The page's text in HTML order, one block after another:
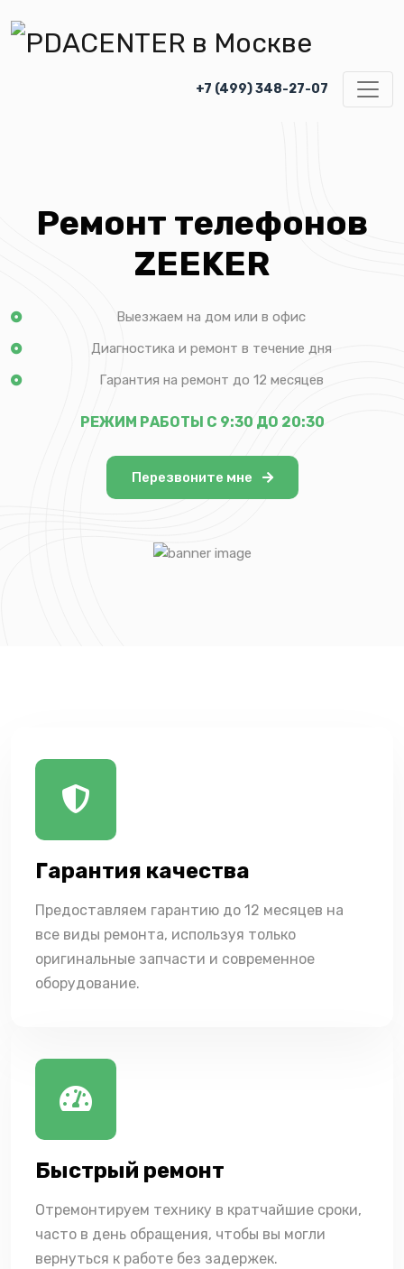
+7 (499) 348-27-07
Ремонт телефонов
ZEEKER
Выезжаем на дом или в офис
Диагностика и ремонт в течение дня
Гарантия на ремонт до 12 месяцев
РЕЖИМ РАБОТЫ С 9:30 ДО 20:30
Перезвоните мне
Гарантия качества
Предоставляем гарантию до 12 месяцев на
все виды ремонта, используя только
оригинальные запчасти и современное
оборудование.
Быстрый ремонт
Отремонтируем технику в кратчайшие сроки,
часто в день обращения, чтобы вы могли
вернуться к работе без задержек.